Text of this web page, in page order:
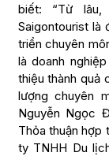
biết: “Từ
Saigontourist là
triển chuyên
là doanh
thiệu thành quả
lượng chuyên
Nguyễn Ngọc
Thỏa thuận
ty TNHH Du